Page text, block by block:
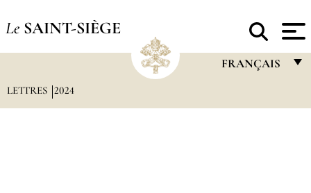
Le SAINT-SIÈGE
FRANÇAIS
LETTRES 2024